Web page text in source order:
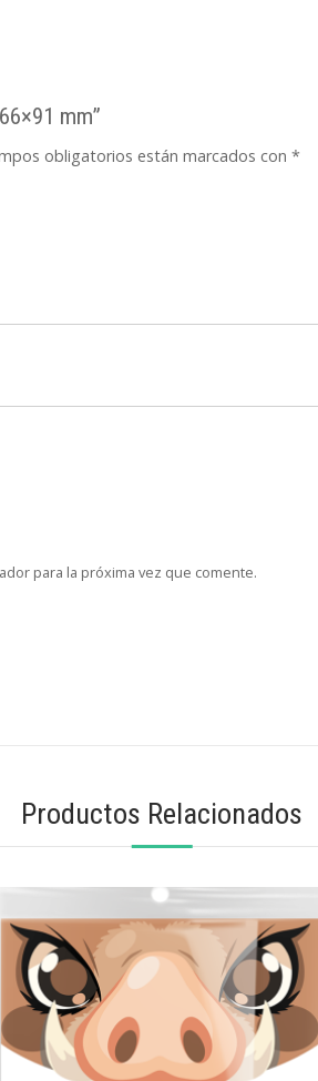
mm”
obligatorios están marcados con *
para la próxima vez que comente.
Productos Relacionados